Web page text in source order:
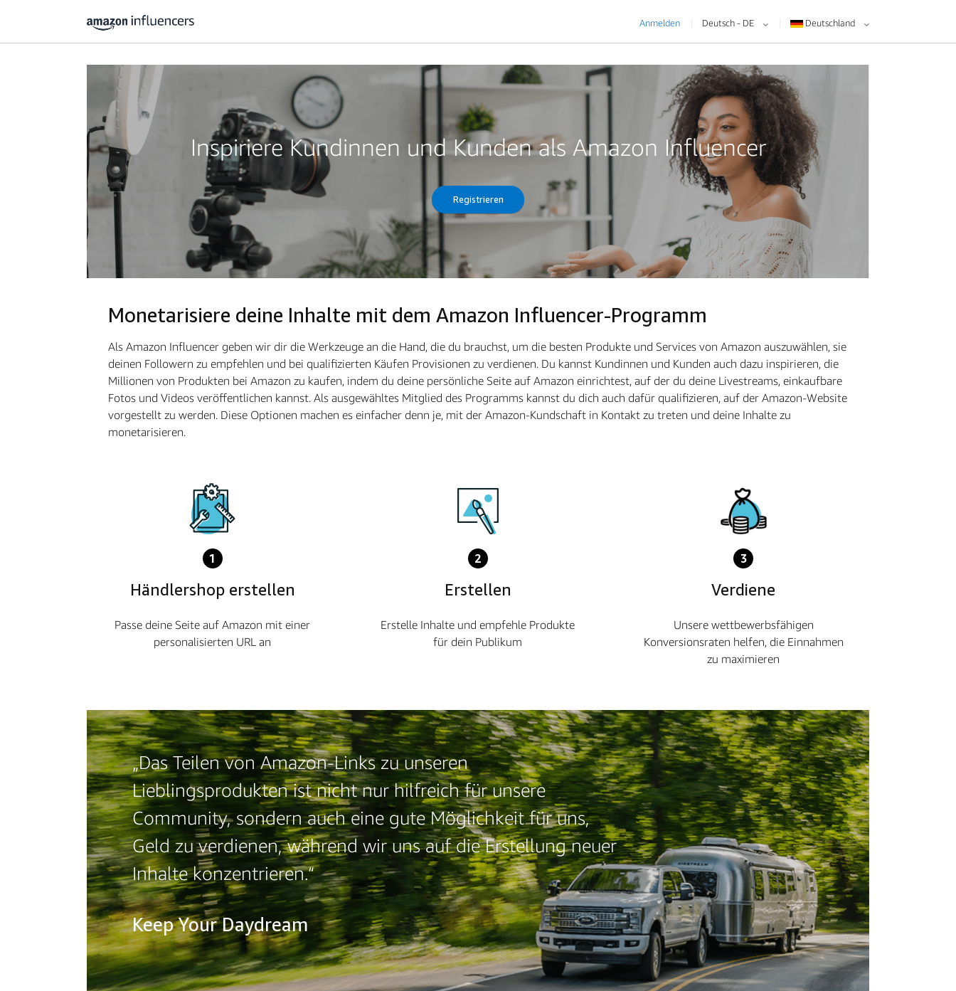
Deutschland
Deutsch - DE
Anmelden
Inspiriere Kundinnen und Kunden als Amazon Influencer
Registrieren
Monetarisiere deine Inhalte mit dem Amazon Influencer-Programm
Als Amazon Influencer geben wir dir die Werkzeuge an die Hand, die du brauchst, um die besten Produkte und Services von Amazon auszuwählen, sie
deinen Followern zu empfehlen und bei qualifizierten Käufen Provisionen zu verdienen. Du kannst Kundinnen und Kunden auch dazu inspirieren, die
Millionen von Produkten bei Amazon zu kaufen, indem du deine persönliche Seite auf Amazon einrichtest, auf der du deine Livestreams, einkaufbare
Fotos und Videos veröffentlichen kannst. Als ausgewähltes Mitglied des Programms kannst du dich auch dafür qualifizieren, auf der Amazon-Website
vorgestellt zu werden. Diese Optionen machen es einfacher denn je, mit der Amazon-Kundschaft in Kontakt zu treten und deine Inhalte zu
monetarisieren.
1
Händlershop erstellen
Passe deine Seite auf Amazon mit einer
personalisierten URL an
2
Erstellen
Erstelle Inhalte und empfehle Produkte
für dein Publikum
3
Verdiene
Unsere wettbewerbsfähigen
Konversionsraten helfen, die Einnahmen
zu maximieren
„Das Teilen von Amazon-Links zu unseren
Lieblingsprodukten ist nicht nur hilfreich für unsere
Community, sondern auch eine gute Möglichkeit für uns,
Geld zu verdienen, während wir uns auf die Erstellung neuer
Inhalte konzentrieren.“
Keep Your Daydream